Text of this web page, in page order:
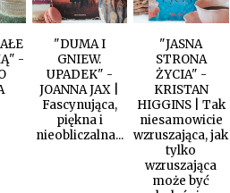
-
"DUMA I
GNIEW.
UPADEK" -
JOANNA JAX |
Fascynująca,
piękna i
nieobliczalna...
"JASNA
STRONA
ŻYCIA" -
KRISTAN
HIGGINS | Tak
niesamowicie
wzruszająca, jak
tylko
wzruszająca
może być